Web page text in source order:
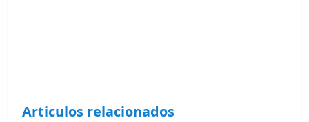
Articulos relacionados